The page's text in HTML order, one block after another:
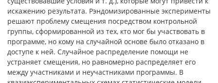
искажению результата. Рэндомизированные экс­перименты
решают проблему смещения посредством контрольной
группы, сформированной из тех, кто мог бы участвовать в
программе, но кому на случайной основе было отказано в
доступе к ней. Случайное распределе­ние помощи не
устраняет смещения, но равномерно распределяет его
меж­ду участниками и неучастниками программы. В